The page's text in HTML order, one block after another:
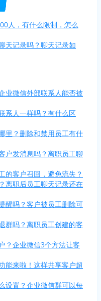
人，有什么限制，怎么
天记录吗？聊天记录如
业微信外部联系人能否被
系人一样吗？有什么区
里？删除和禁用员工有什
户发消息吗？离职员工聊
的客户召回，避免流失？
离职后员工聊天记录还在
醒吗？客户被员工删除可
群吗？离职员工创建的客
？企业微信3个方法让客
能来啦！这样共享客户超
设置？企业微信群可以每